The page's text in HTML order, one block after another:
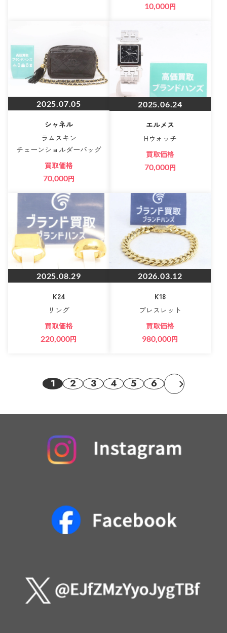
10,000円
2025.07.05
シャネル
ラムスキン
チェーンショルダーバッグ
買取価格
70,000円
2025.06.24
エルメス
Hウォッチ
買取価格
70,000円
2025.08.29
K24
リング
買取価格
220,000円
2026.03.12
K18
ブレスレット
買取価格
980,000円
1 2 3 4 5 6